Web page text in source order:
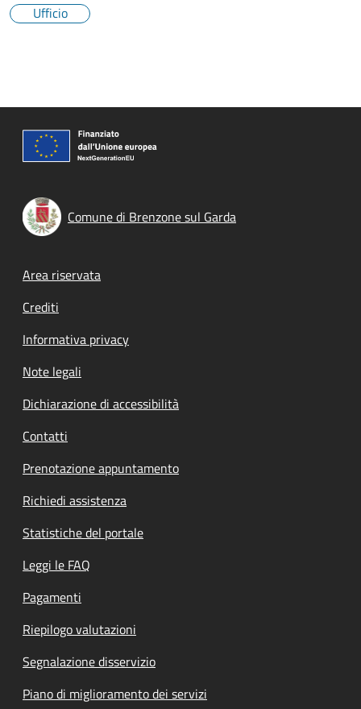
Ufficio
Comune di Brenzone sul Garda
Footer menu
Area riservata
Crediti
Informativa privacy
Note legali
Dichiarazione di accessibilità
Contatti
Prenotazione appuntamento
Richiedi assistenza
Statistiche del portale
Leggi le FAQ
Pagamenti
Riepilogo valutazioni
Segnalazione disservizio
Piano di miglioramento dei servizi